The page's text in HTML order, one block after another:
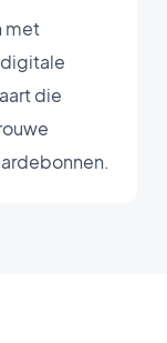
met
die